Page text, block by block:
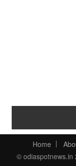
Home
© odiaspotnews.in